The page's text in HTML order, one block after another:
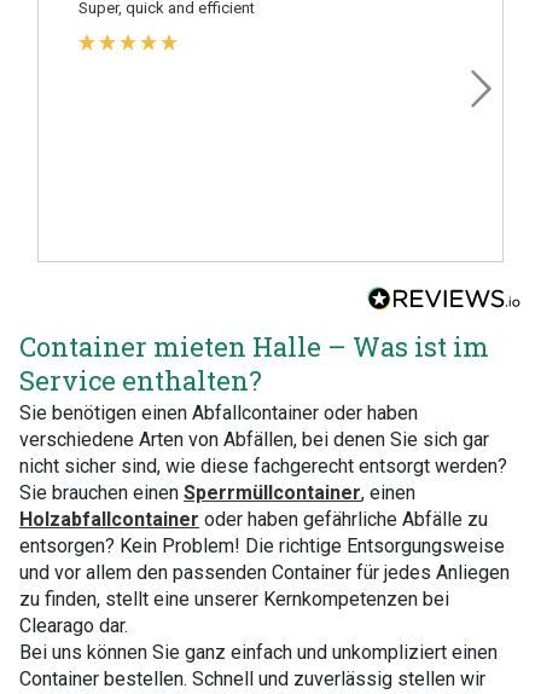
Super, quick and efficient
Container mieten Halle – Was ist im
Service enthalten?
Sie benötigen einen Abfallcontainer oder haben
verschiedene Arten von Abfällen, bei denen Sie sich gar
nicht sicher sind, wie diese fachgerecht entsorgt werden?
Sie brauchen einen Sperrmüllcontainer, einen
Holzabfallcontainer oder haben gefährliche Abfälle zu
entsorgen? Kein Problem! Die richtige Entsorgungsweise
und vor allem den passenden Container für jedes Anliegen
zu finden, stellt eine unserer Kernkompetenzen bei
Clearago dar.
Bei uns können Sie ganz einfach und unkompliziert einen
Container bestellen. Schnell und zuverlässig stellen wir